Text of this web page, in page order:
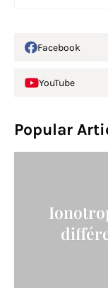
Facebook
YouTube
Popular